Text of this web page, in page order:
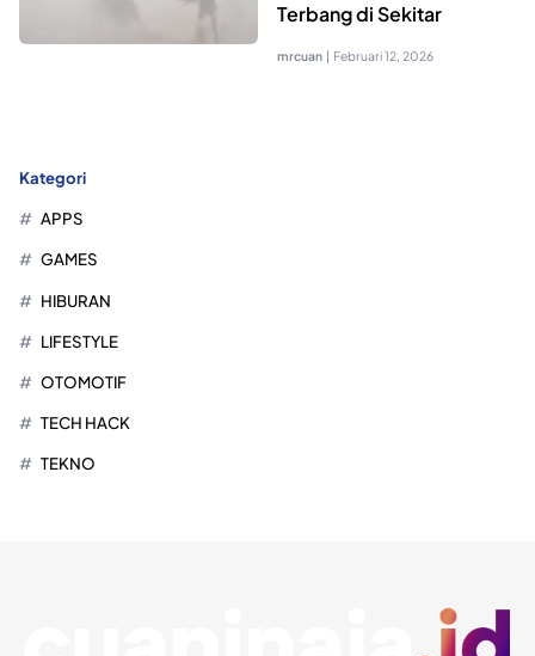
Terbang di Sekitar
mrcuan | Februari 12, 2026
Kategori
APPS
GAMES
HIBURAN
LIFESTYLE
OTOMOTIF
TECH HACK
TEKNO